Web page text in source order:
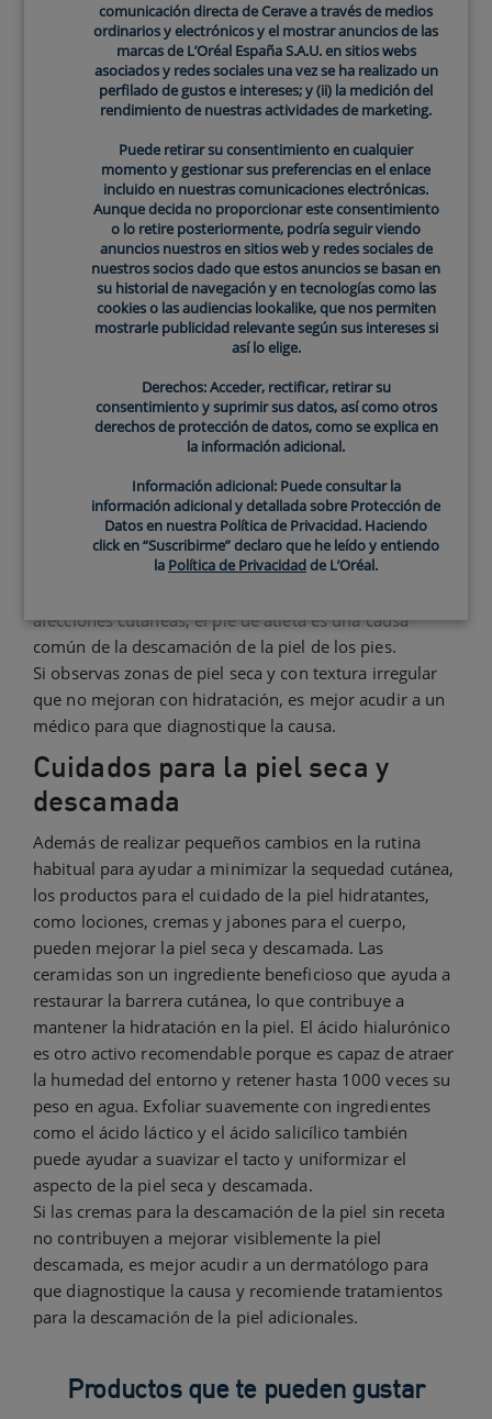
recomiende los tratamientos más eficaces.
Causas de la descamación de la
piel según la ubicación
. La descamación en la nariz, el cuero
cabelludo, detrás de las orejas y las cejas suele
aparecer por la dermatitis seborreica. Si estas áreas
están cubiertas por descamación de color blanquecino
o plateado, podría tratarse de un signo de la psoriasis.
Las manos. La descamación de la piel de las manos
puede deberse a la sequedad cutánea, el eczema, la
psoriasis u otras afecciones cutáneas diferentes.
Lavarlas en exceso y los jabones agresivos son
responsables con frecuencia de las manos descamadas
y deshidratadas.
Las piernas. Las causas de la descamación de la piel
pueden afectar a las piernas. Sin embargo, la
descamación de las piernas que no mejora con
hidratación puede representar un signo de una
afección más grave.
afecciones cutáneas, el pie de atleta es una causa
común de la descamación de la piel de los pies.
Si observas zonas de piel seca y con textura irregular
que no mejoran con hidratación, es mejor acudir a un
médico para que diagnostique la causa.
Cuidados para la piel seca y
descamada
Además de realizar pequeños cambios en la rutina
habitual para ayudar a minimizar la sequedad cutánea,
los productos para el cuidado de la piel hidratantes,
como lociones, cremas y jabones para el cuerpo,
pueden mejorar la piel seca y descamada. Las
ceramidas son un ingrediente beneficioso que ayuda a
restaurar la barrera cutánea, lo que contribuye a
mantener la hidratación en la piel. El ácido hialurónico
es otro activo recomendable porque es capaz de atraer
la humedad del entorno y retener hasta 1000 veces su
peso en agua. Exfoliar suavemente con ingredientes
como el ácido láctico y el ácido salicílico también
puede ayudar a suavizar el tacto y uniformizar el
aspecto de la piel seca y descamada.
Si las cremas para la descamación de la piel sin receta
no contribuyen a mejorar visiblemente la piel
descamada, es mejor acudir a un dermatólogo para
que diagnostique la causa y recomiende tratamientos
para la descamación de la piel adicionales.
Productos que te pueden gustar
comunicación directa de Cerave a través de medios
ordinarios y electrónicos y el mostrar anuncios de las
marcas de L’Oréal España S.A.U. en sitios webs
asociados y redes sociales una vez se ha realizado un
perfilado de gustos e intereses; y (ii) la medición del
rendimiento de nuestras actividades de marketing.
Puede retirar su consentimiento en cualquier
momento y gestionar sus preferencias en el enlace
incluido en nuestras comunicaciones electrónicas.
Aunque decida no proporcionar este consentimiento
o lo retire posteriormente, podría seguir viendo
anuncios nuestros en sitios web y redes sociales de
nuestros socios dado que estos anuncios se basan en
su historial de navegación y en tecnologías como las
cookies o las audiencias lookalike, que nos permiten
mostrarle publicidad relevante según sus intereses si
así lo elige.
Derechos: Acceder, rectificar, retirar su
consentimiento y suprimir sus datos, así como otros
derechos de protección de datos, como se explica en
la información adicional.
Información adicional: Puede consultar la
información adicional y detallada sobre Protección de
Datos en nuestra Política de Privacidad. Haciendo
click en “Suscribirme” declaro que he leído y entiendo
la Política de Privacidadde L’Oréal.